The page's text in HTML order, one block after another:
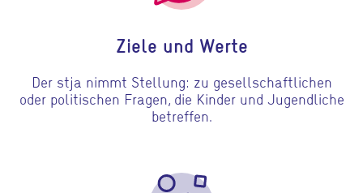
Ziele und Werte
Der stja nimmt Stellung: zu gesellschaftlichen
oder politischen Fragen, die Kinder und Jugendliche
betreffen.
Gehe zu Fachstellen